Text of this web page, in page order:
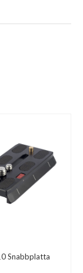
Snabbplatta